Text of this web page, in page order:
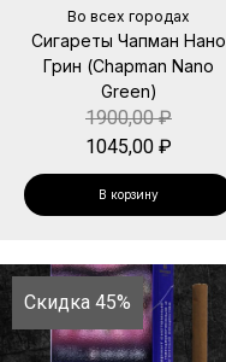
Во всех городах
Сигареты Чапман Нано
Грин (Chapman Nano
Green)
1900,00₽
1045,00 ₽
В корзину
Скидка 45%